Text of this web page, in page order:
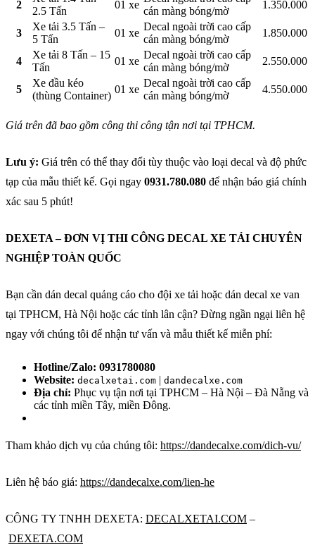
2
2.5 Tấn
01 xe
cán màng bóng/mờ
1.350.000
3
Xe tải 3.5 Tấn –
5 Tấn
01 xe
Decal ngoài trời cao cấp
cán màng bóng/mờ
1.850.000
4
Xe tải 8 Tấn – 15
Tấn
01 xe
Decal ngoài trời cao cấp
cán màng bóng/mờ
2.550.000
5
Xe đầu kéo
(thùng Container)
01 xe
Decal ngoài trời cao cấp
cán màng bóng/mờ
4.550.000
Giá trên đã bao gồm công thi công tận nơi tại TPHCM.
Lưu ý: Giá trên có thể thay đổi tùy thuộc vào loại decal và độ phức
tạp của mẫu thiết kế. Gọi ngay 0931.780.080 để nhận báo giá chính
xác sau 5 phút!
DEXETA – ĐƠN VỊ THI CÔNG DECAL XE TẢI CHUYÊN
NGHIỆP TOÀN QUỐC
Bạn cần dán decal quảng cáo cho đội xe tải hoặc dán decal xe van
tại TPHCM, Hà Nội hoặc các tỉnh lân cận? Đừng ngần ngại liên hệ
ngay với chúng tôi để nhận tư vấn và mẫu thiết kế miễn phí:
Hotline/Zalo: 0931780080
Website: decalxetai.com | dandecalxe.com
Địa chỉ: Phục vụ tận nơi tại TPHCM – Hà Nội – Đà Nẵng và
các tỉnh miền Tây, miền Đông.
Tham khảo dịch vụ của chúng tôi: https://dandecalxe.com/dich-vu/
Liên hệ báo giá: https://dandecalxe.com/lien-he
CÔNG TY TNHH DEXETA: DECALXETAI.COM –
DEXETA.COM